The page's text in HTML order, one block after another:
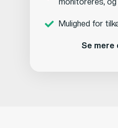
Mulighed for
Se mere